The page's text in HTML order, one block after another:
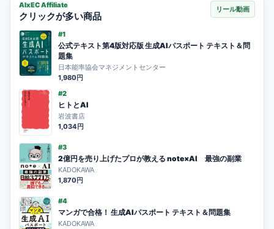
AIxEC Affiliate
クリックが多い商品
リール動画
#1
公式テキスト第4版対応版 生成AIパスポート テキスト＆問
題集
日本能率協会マネジメントセンター
1,980円
#2
ヒトとAI
岩波書店
1,034円
#3
2億円を売り上げたプロが教える note×AI 最強の副業
KADOKAWA
1,870円
#4
マンガで合格！ 生成AIパスポート テキスト＆問題集
KADOKAWA